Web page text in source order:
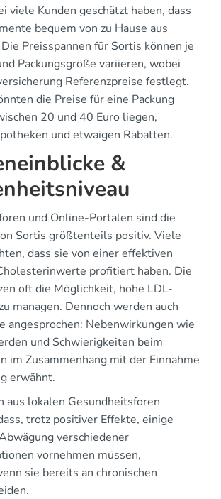
viele Kunden geschätzt haben, dass
bequem von zu Hause aus
Preisspannen für Sortis können je
Packungsgröße variieren, wobei
Referenzpreise festlegt.
die Preise für eine Packung
20 und 40 Euro liegen,
und etwaigen Rabatten.
&
und Online-Portalen sind die
Sortis größtenteils positiv. Viele
dass sie von einer effektiven
profitiert haben. Die
oft die Möglichkeit, hohe LDL-
managen. Dennoch werden auch
angesprochen: Nebenwirkungen wie
und Schwierigkeiten beim
im Zusammenhang mit der Einnahme
erwähnt.
aus lokalen Gesundheitsforen
trotz positiver Effekte, einige
verschiedener
vornehmen müssen,
sie bereits an chronischen